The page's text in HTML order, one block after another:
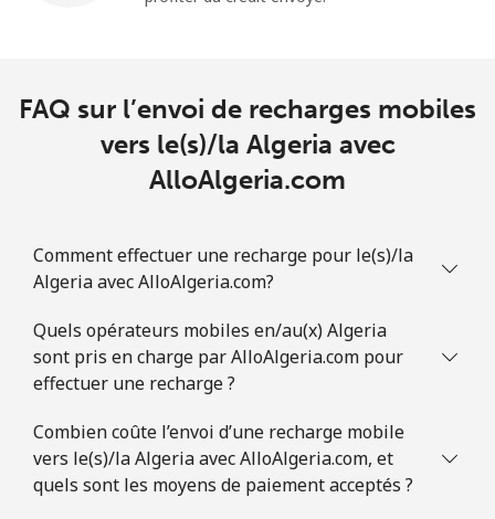
FAQ sur l’envoi de recharges mobiles
vers le(s)/la Algeria avec
AlloAlgeria.com
Comment effectuer une recharge pour le(s)/la
Algeria avec AlloAlgeria.com?
Quels opérateurs mobiles en/au(x) Algeria
sont pris en charge par AlloAlgeria.com pour
effectuer une recharge ?
Combien coûte l’envoi d’une recharge mobile
vers le(s)/la Algeria avec AlloAlgeria.com, et
quels sont les moyens de paiement acceptés ?